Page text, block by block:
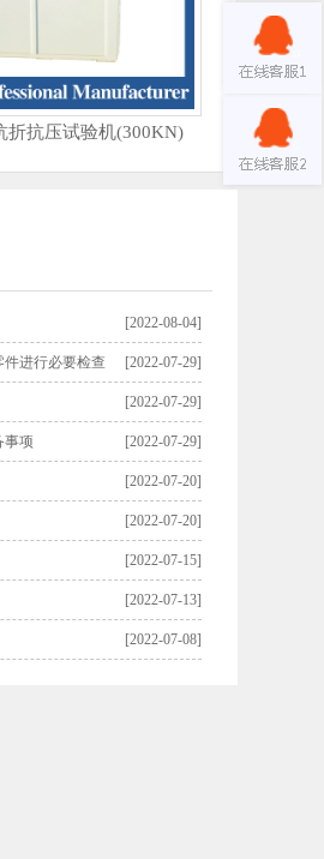
折抗压试验机(300KN)
[2022-08-04]
[2022-07-29]
进行必要检查
[2022-07-29]
[2022-07-29]
事项
[2022-07-20]
[2022-07-20]
[2022-07-15]
[2022-07-13]
[2022-07-08]